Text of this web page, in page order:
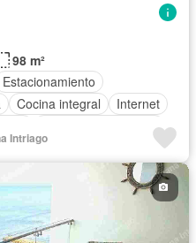
98 m²
Estacionamiento
Cocina integral
Internet
Garita de guardianía
Piscina
Intriago